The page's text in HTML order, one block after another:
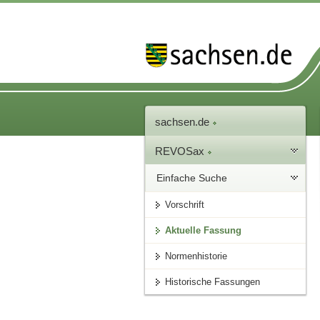
sachsen.de
REVOSax
Einfache Suche
Vorschrift
Aktuelle Fassung
Normenhistorie
Historische Fassungen